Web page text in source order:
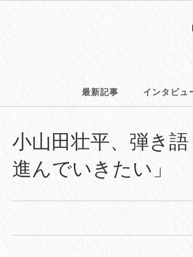
最新記事 インタビュ
⼩⼭⽥壮平、弾き
進んでいきたい」